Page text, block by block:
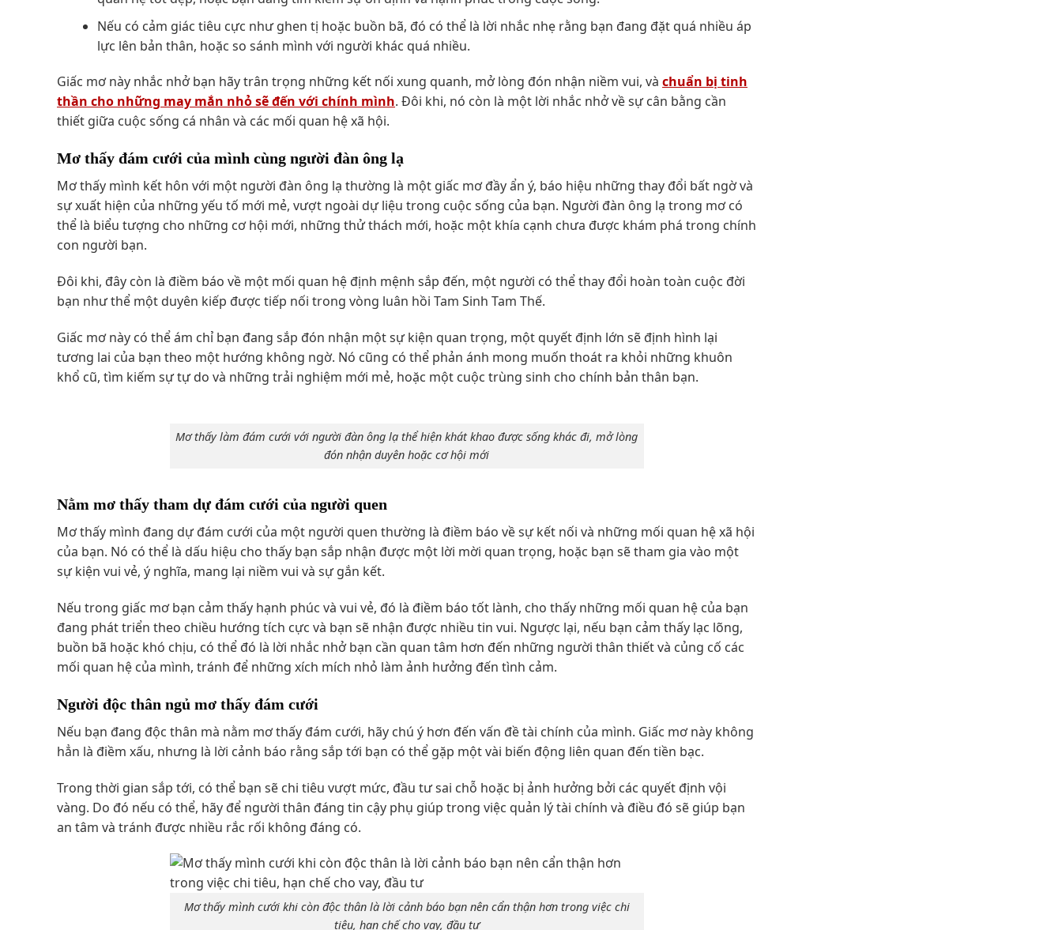
Nếu có cảm giác tiêu cực như ghen tị hoặc buồn bã, đó có thể là lời nhắc nhẹ rằng bạn đang đặt quá nhiều áp
lực lên bản thân, hoặc so sánh mình với người khác quá nhiều.
Giấc mơ này nhắc nhở bạn hãy trân trọng những kết nối xung quanh, mở lòng đón nhận niềm vui, và chuẩn bị tinh
thần cho những may mắn nhỏ sẽ đến với chính mình. Đôi khi, nó còn là một lời nhắc nhở về sự cân bằng cần
thiết giữa cuộc sống cá nhân và các mối quan hệ xã hội.
Mơ thấy đám cưới của mình cùng người đàn ông lạ
Mơ thấy mình kết hôn với một người đàn ông lạ thường là một giấc mơ đầy ẩn ý, báo hiệu những thay đổi bất ngờ và
sự xuất hiện của những yếu tố mới mẻ, vượt ngoài dự liệu trong cuộc sống của bạn. Người đàn ông lạ trong mơ có
thể là biểu tượng cho những cơ hội mới, những thử thách mới, hoặc một khía cạnh chưa được khám phá trong chính
con người bạn.
Đôi khi, đây còn là điềm báo về một mối quan hệ định mệnh sắp đến, một người có thể thay đổi hoàn toàn cuộc đời
bạn như thể một duyên kiếp được tiếp nối trong vòng luân hồi Tam Sinh Tam Thế.
Giấc mơ này có thể ám chỉ bạn đang sắp đón nhận một sự kiện quan trọng, một quyết định lớn sẽ định hình lại
tương lai của bạn theo một hướng không ngờ. Nó cũng có thể phản ánh mong muốn thoát ra khỏi những khuôn
khổ cũ, tìm kiếm sự tự do và những trải nghiệm mới mẻ, hoặc một cuộc trùng sinh cho chính bản thân bạn.
Mơ thấy làm đám cưới với người đàn ông lạ thể hiện khát khao được sống khác đi, mở lòng
đón nhận duyên hoặc cơ hội mới
Nằm mơ thấy tham dự đám cưới của người quen
Mơ thấy mình đang dự đám cưới của một người quen thường là điềm báo về sự kết nối và những mối quan hệ xã hội
của bạn. Nó có thể là dấu hiệu cho thấy bạn sắp nhận được một lời mời quan trọng, hoặc bạn sẽ tham gia vào một
sự kiện vui vẻ, ý nghĩa, mang lại niềm vui và sự gắn kết.
Nếu trong giấc mơ bạn cảm thấy hạnh phúc và vui vẻ, đó là điềm báo tốt lành, cho thấy những mối quan hệ của bạn
đang phát triển theo chiều hướng tích cực và bạn sẽ nhận được nhiều tin vui. Ngược lại, nếu bạn cảm thấy lạc lõng,
buồn bã hoặc khó chịu, có thể đó là lời nhắc nhở bạn cần quan tâm hơn đến những người thân thiết và củng cố các
mối quan hệ của mình, tránh để những xích mích nhỏ làm ảnh hưởng đến tình cảm.
Người độc thân ngủ mơ thấy đám cưới
Nếu bạn đang độc thân mà nằm mơ thấy đám cưới, hãy chú ý hơn đến vấn đề tài chính của mình. Giấc mơ này không
hẳn là điềm xấu, nhưng là lời cảnh báo rằng sắp tới bạn có thể gặp một vài biến động liên quan đến tiền bạc.
Trong thời gian sắp tới, có thể bạn sẽ chi tiêu vượt mức, đầu tư sai chỗ hoặc bị ảnh hưởng bởi các quyết định vội
vàng. Do đó nếu có thể, hãy để người thân đáng tin cậy phụ giúp trong việc quản lý tài chính và điều đó sẽ giúp bạn
an tâm và tránh được nhiều rắc rối không đáng có.
Mơ thấy mình cưới khi còn độc thân là lời cảnh báo bạn nên cẩn thận hơn trong việc chi
tiêu, hạn chế cho vay, đầu tư